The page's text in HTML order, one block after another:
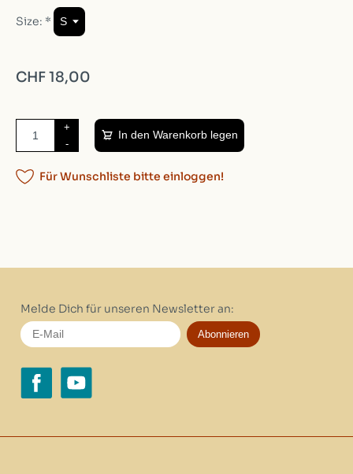
Size: *
CHF 18,00
+
-
In den Warenkorb legen
Für Wunschliste bitte einloggen!
Melde Dich für unseren Newsletter an:
Abonnieren